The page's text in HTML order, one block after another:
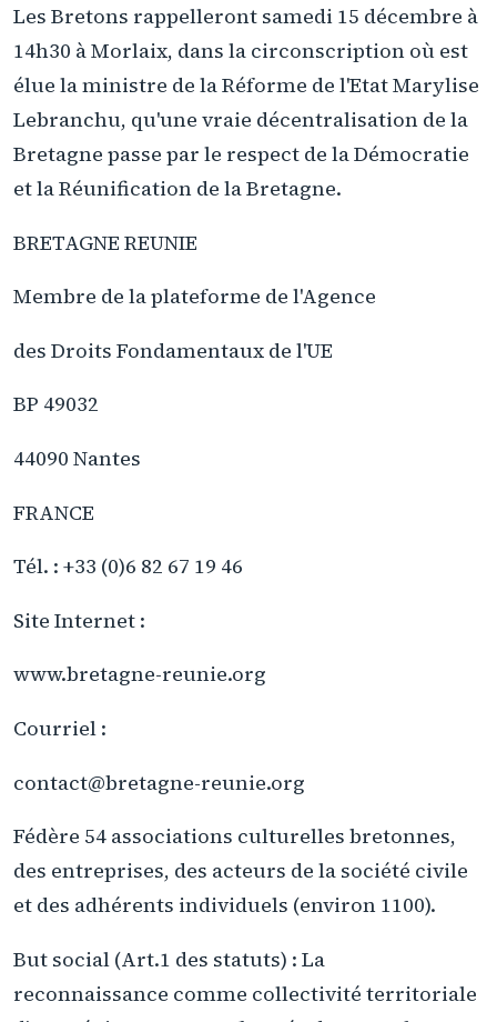
Les Bretons rappelleront samedi 15 décembre à
14h30 à Morlaix, dans la circonscription où est
élue la ministre de la Réforme de l'Etat Marylise
Lebranchu, qu'une vraie décentralisation de la
Bretagne passe par le respect de la Démocratie
et la Réunification de la Bretagne.
BRETAGNE REUNIE
Membre de la plateforme de l'Agence
des Droits Fondamentaux de l'UE
BP 49032
44090 Nantes
FRANCE
Tél. : +33 (0)6 82 67 19 46
Site Internet :
www.bretagne-reunie.org
Courriel :
contact@bretagne-reunie.org
Fédère 54 associations culturelles bretonnes,
des entreprises, des acteurs de la société civile
et des adhérents individuels (environ 1100).
But social (Art.1 des statuts) : La
reconnaissance comme collectivité territoriale